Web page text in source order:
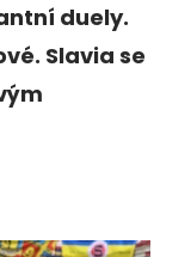
duely.
Slavia se